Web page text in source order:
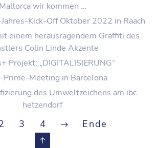
Mallorca wir kommen …
Kick-Off Oktober 2022 in Raach
einem herausragendem Graffiti des
Colin Linde Akzente
Projekt: „DIGITALISIERUNG“
Prime-Meeting in Barcelona
des Umweltzeichens am ibc
hetzendorf
3 4 Ende